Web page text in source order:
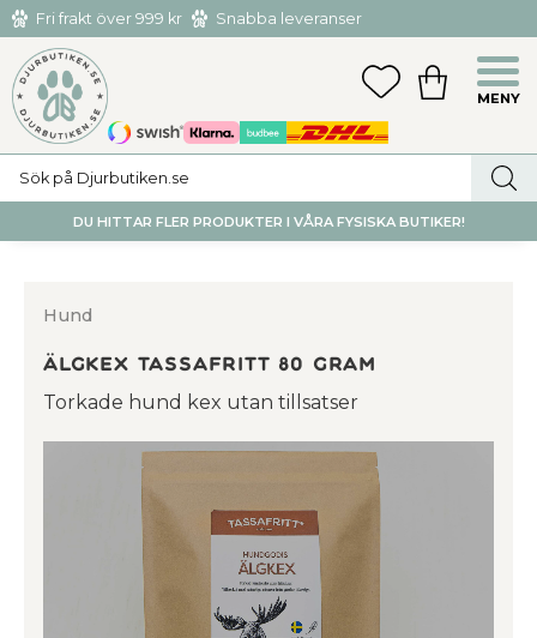
Meny
Fri frakt över 999 kr
Snabba leveranser
Hämta och returnera i butiken i Tumba eller Huddinge C
FAVORITER
KUNDVAGN
DU HITTAR FLER PRODUKTER I VÅRA FYSISKA BUTIKER!
Hund
Älgkex TassaFritt 80 gram
Torkade hund kex utan tillsatser